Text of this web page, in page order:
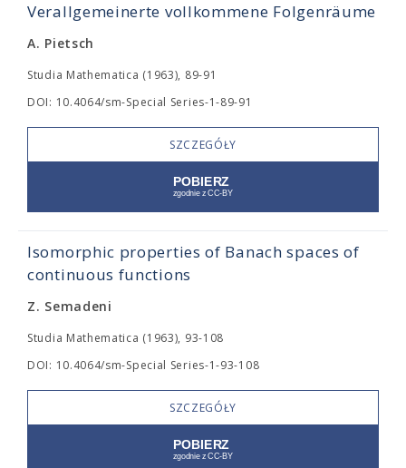
Verallgemeinerte vollkommene Folgenräume
A. Pietsch
Studia Mathematica (1963), 89-91
DOI: 10.4064/sm-Special Series-1-89-91
SZCZEGÓŁY
Isomorphic properties of Banach spaces of
continuous functions
Z. Semadeni
Studia Mathematica (1963), 93-108
DOI: 10.4064/sm-Special Series-1-93-108
SZCZEGÓŁY